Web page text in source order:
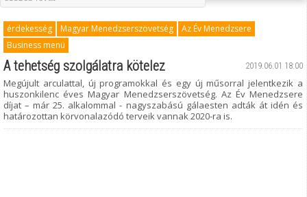
érdekesség Magyar Menedzserszövetség
Az Év Menedzsere
Business menü
2019.06.01 18:00
A tehetség szolgálatra kötelez
Megújult arculattal, új programokkal és egy új műsorral jelentkezik a
huszonkilenc éves Magyar Menedzserszövetség. Az Év Menedzsere
díjat – már 25. alkalommal - nagyszabású gálaesten adták át idén és
határozottan körvonalazódó terveik vannak 2020-ra is.